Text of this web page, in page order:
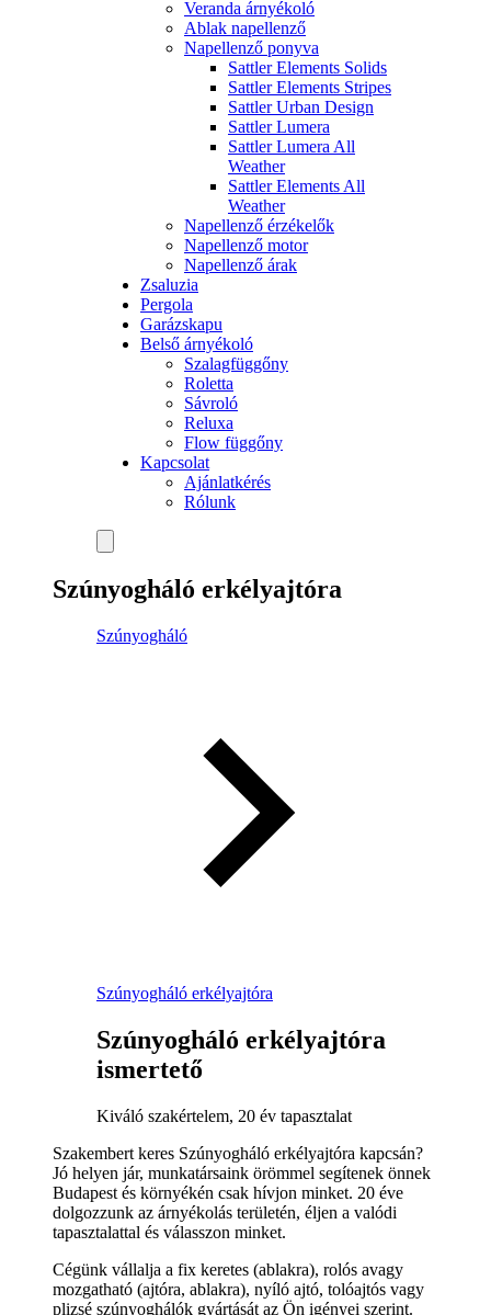
Veranda árnyékoló
Ablak napellenző
Napellenző ponyva
Sattler Elements Solids
Sattler Elements Stripes
Sattler Urban Design
Sattler Lumera
Sattler Lumera All
Weather
Sattler Elements All
Weather
Napellenző érzékelők
Napellenző motor
Napellenző árak
Zsaluzia
Pergola
Garázskapu
Belső árnyékoló
Szalagfüggőny
Roletta
Sávroló
Reluxa
Flow függőny
Kapcsolat
Ajánlatkérés
Rólunk
Szúnyogháló erkélyajtóra
Szúnyogháló
Szúnyogháló erkélyajtóra
Szúnyogháló erkélyajtóra
ismertető
Kiváló szakértelem, 20 év tapasztalat
Szakembert keres Szúnyogháló erkélyajtóra kapcsán?
Jó helyen jár, munkatársaink örömmel segítenek önnek
Budapest és környékén csak hívjon minket. 20 éve
dolgozzunk az árnyékolás területén, éljen a valódi
tapasztalattal és válasszon minket.
Cégünk vállalja a fix keretes (ablakra), rolós avagy
mozgatható (ajtóra, ablakra), nyíló ajtó, tolóajtós vagy
plizsé szúnyoghálók gyártását az Ön igényei szerint.